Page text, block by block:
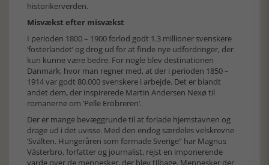
historikerverden.
Misvækst efter misvækst
I perioden 1800 – 1900 forlod godt 1.3 millioner svenskere
’fosterlandet’ og drog ud for at finde nye udfordringer, der
kun kunne være bedre. For nogle blev destinationen
Danmark, hvor man regner med, at der i perioden 1850 –
1914 var godt 80.000 svenskere i arbejde. Det er blandt
andet dem, der inspirerede Martin Andersen Nexø til
romanerne om ’Pelle Erobreren’.
Der er mange bevæggrunde til at forlade hjemstavnen og
drage ud i det uvisse. Med den endog særdeles velskrevne
’Svälten. Hungeråren som formade Sverige” har Magnus
Västerbro, forfatter og journalist, rejst en imponerende
varde over de mennesker, der blev tilbage. Mennesker der